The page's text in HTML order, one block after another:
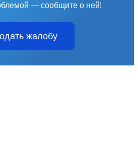
— сообщите о ней!
жалобу